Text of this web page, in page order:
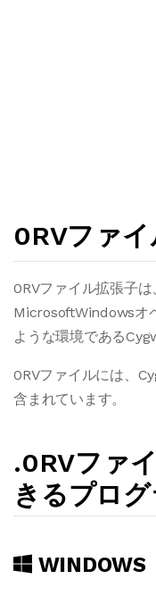
0RVファ
0RVファイル拡張子
MicrosoftWindowsオ
ような環境である
0RVファイルには、
含まれています。
.0RVファ
きるプロ
WINDOWS